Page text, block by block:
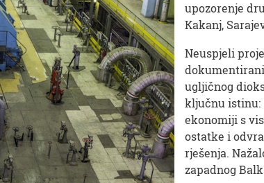
upozorenje
Kakanj,
Neuspjeli
ugljičnog
ključnu istinu:
ekonomiji s
ostatke i
rješenja.
zapadnog